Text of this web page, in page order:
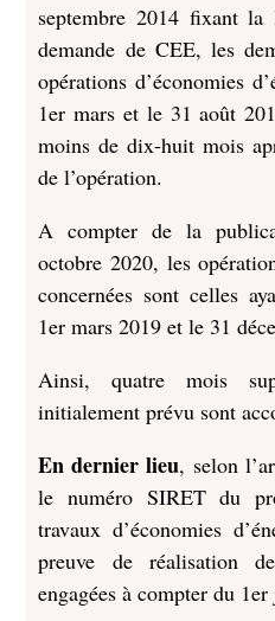
septembre 2014 fixant la
demande de CEE, les
opérations d’économies
1er mars et le 31 août
moins de dix-huit mois
de l’opération.
A compter de la
octobre 2020, les
concernées sont celles
1er mars 2019 et le 31
Ainsi, quatre mois
initialement prévu sont
En dernier lieu, selon
le numéro SIRET du
travaux d’économies
preuve de réalisation
engagées à compter du